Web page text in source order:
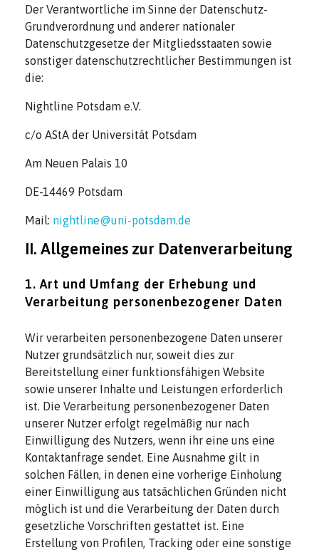
Der Verantwortliche im Sinne der Datenschutz-
Grundverordnung und anderer nationaler
Datenschutzgesetze der Mitgliedsstaaten sowie
sonstiger datenschutzrechtlicher Bestimmungen ist
die:
Nightline Potsdam e.V.
c/o AStA der Universität Potsdam
Am Neuen Palais 10
DE-14469 Potsdam
Mail: nightline@uni-potsdam.de
II. Allgemeines zur Datenverarbeitung
1. Art und Umfang der Erhebung und
Verarbeitung personenbezogener Daten
Wir verarbeiten personenbezogene Daten unserer
Nutzer grundsätzlich nur, soweit dies zur
Bereitstellung einer funktionsfähigen Website
sowie unserer Inhalte und Leistungen erforderlich
ist. Die Verarbeitung personenbezogener Daten
unserer Nutzer erfolgt regelmäßig nur nach
Einwilligung des Nutzers, wenn ihr eine uns eine
Kontaktanfrage sendet. Eine Ausnahme gilt in
solchen Fällen, in denen eine vorherige Einholung
einer Einwilligung aus tatsächlichen Gründen nicht
möglich ist und die Verarbeitung der Daten durch
gesetzliche Vorschriften gestattet ist. Eine
Erstellung von Profilen, Tracking oder eine sonstige